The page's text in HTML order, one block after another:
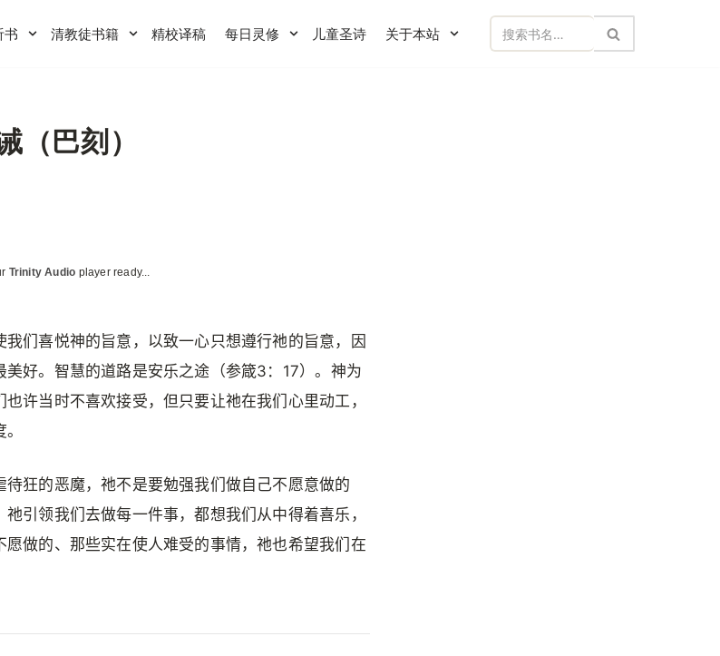
书 清教徒书籍 精校译稿 每日灵修 儿童圣诗 关于本站
（巴刻）
Trinity Audio player ready...
们喜悦神的旨意，以致一心只想遵行祂的旨意，因
美好。智慧的道路是安乐之途（参箴3：17）。神为
许当时不喜欢接受，但只要让祂在我们心里动工，
待狂的恶魔，祂不是要勉强我们做自己不愿意做的
引领我们去做每一件事，都想我们从中得着喜乐，
愿做的、那些实在使人难受的事情，祂也希望我们在